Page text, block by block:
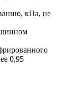
кПа, не
0,95